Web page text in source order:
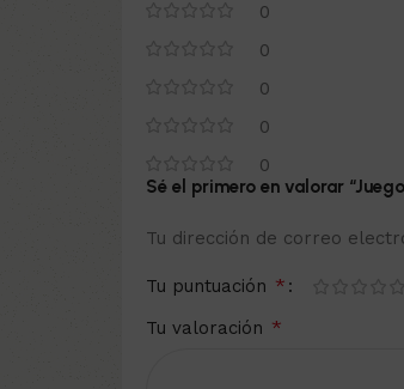
0
0
0
0
0
Sé el primero en valorar
Tu dirección de correo
Tu puntuación *
Tu valoración *